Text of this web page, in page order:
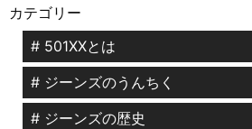
カテゴリー
# 501XXとは
# ジーンズのうんちく
# ジーンズの歴史